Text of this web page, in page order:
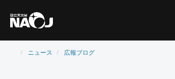
ニュース 広報ブログ